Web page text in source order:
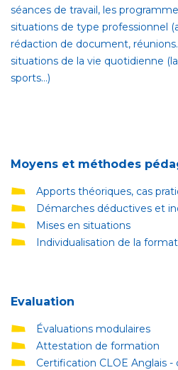
séances de travail, les
situations de type professionnel
rédaction de document,
situations de la vie quotidienne
sports…)
Moyens et méthodes
Apports théoriques, cas
Démarches déductives et
Mises en situations
Individualisation de la
Evaluation
Évaluations modulaires
Attestation de formation
Certification CLOE Anglais -